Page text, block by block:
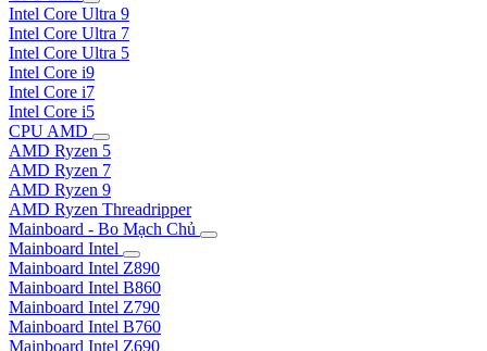
Intel Core Ultra 9
Intel Core Ultra 7
Intel Core Ultra 5
Intel Core i9
Intel Core i7
Intel Core i5
CPU AMD
AMD Ryzen 5
AMD Ryzen 7
AMD Ryzen 9
AMD Ryzen Threadripper
Mainboard - Bo Mạch Chủ
Mainboard Intel
Mainboard Intel Z890
Mainboard Intel B860
Mainboard Intel Z790
Mainboard Intel B760
Mainboard Intel Z690